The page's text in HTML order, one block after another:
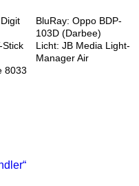
BluRay: Oppo BDP-
103D (Darbee)
Stick
Licht: JB Media Light-
Manager Air
8033